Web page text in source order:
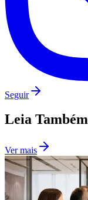
Seguir
Leia Também
Ver mais